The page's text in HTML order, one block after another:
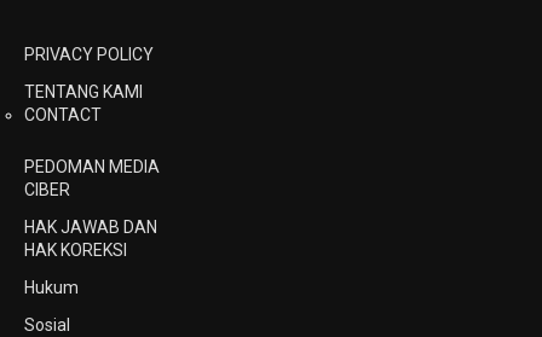
PRIVACY POLICY
TENTANG KAMI
CONTACT
PEDOMAN MEDIA
CIBER
HAK JAWAB DAN
HAK KOREKSI
Hukum
Sosial